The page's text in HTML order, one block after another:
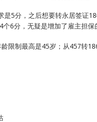
是5分，之后想要转永居签证
6分，无疑是增加了雇主担保
限制最高是45岁；从457转